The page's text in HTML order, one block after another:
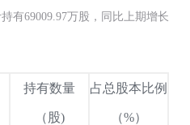
有69009.97万股，同比上期增长
持有数量
（股)
占总股本比例
（%）